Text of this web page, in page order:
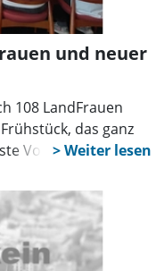
und neuer
108 LandFrauen
das ganz
Vorsitzende,
mit einem
einen Ausblick